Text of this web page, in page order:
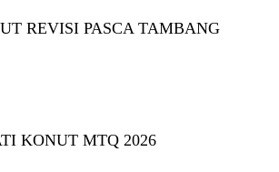
REVISI PASCA TAMBANG
KONUT MTQ 2026